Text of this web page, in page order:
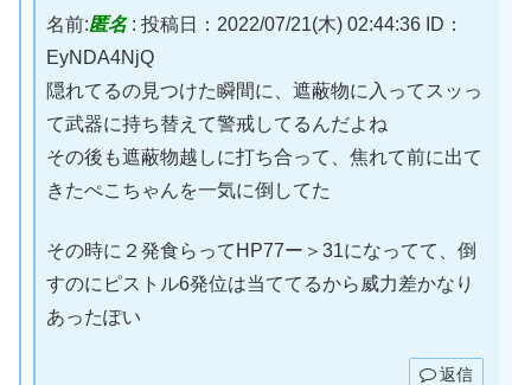
名前:匿名: 投稿日：2022/07/21(木) 02:44:36 ID：
EyNDA4NjQ
隠れてるの見つけた瞬間に、遮蔽物に入ってスッっ
て武器に持ち替えて警戒してるんだよね
その後も遮蔽物越しに打ち合って、焦れて前に出て
きたぺこちゃんを一気に倒してた
その時に２発食らってHP77ー＞31になってて、倒
すのにピストル6発位は当ててるから威力差かなり
あったぽい
返信